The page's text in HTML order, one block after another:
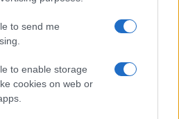
to send me
to enable storage
cookies on web or
brutto accordo, ma